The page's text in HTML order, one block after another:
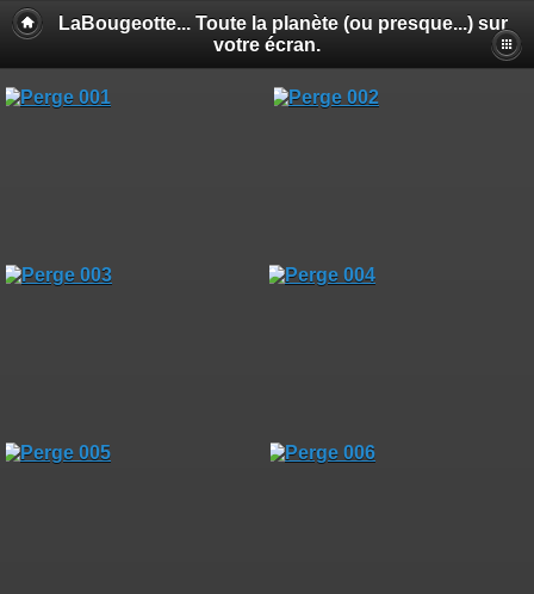
LaBougeotte... Toute la planète (ou presque...) sur
votre écran.